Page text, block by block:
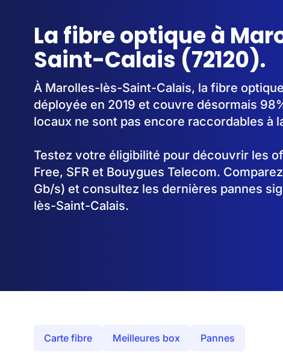
La fibre optique à
Saint-Calais (72120).
À Marolles-lès-Saint-Calais, la fibre
déployée en 2019 et couvre désormais
locaux ne sont pas encore raccordables à
Testez votre éligibilité pour découvrir les
Free, SFR et Bouygues Telecom.
Gb/s) et consultez les dernières pannes
lès-Saint-Calais.
Carte fibre Meilleures box Pannes